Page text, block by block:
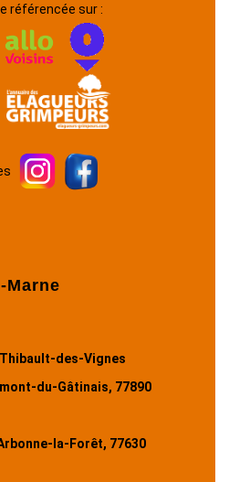
référencée sur :
Marne
des-Vignes
du-Gâtinais, 77890
la-Forêt, 77630